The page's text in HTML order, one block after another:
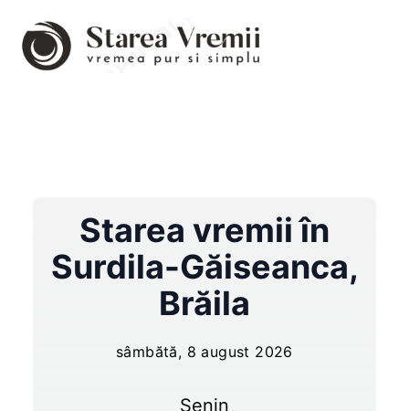
Starea vremii în
Surdila-Găiseanca,
Brăila
sâmbătă, 8 august 2026
Senin